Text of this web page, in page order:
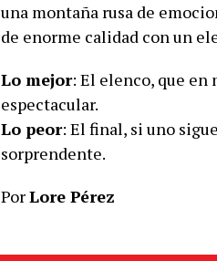
una montaña rusa de
de enorme calidad con un
Lo mejor: El elenco, que en
espectacular.
Lo peor: El final, si uno
sorprendente.
PorLore Pérez